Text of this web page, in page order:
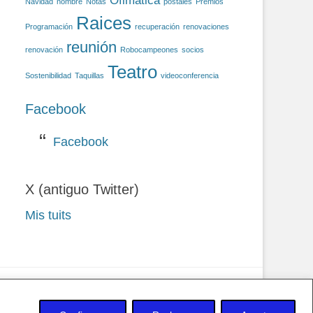
Programación Raices recuperación renovaciones
renovación reunión Robocampeones socios
Sostenibilidad Taquillas Teatro videoconferencia
Facebook
Facebook
X (antiguo Twitter)
Mis tuits